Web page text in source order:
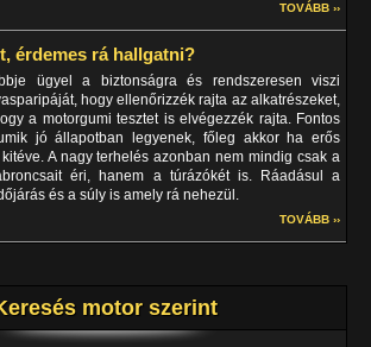
TOVÁBB ››
érdemes rá hallgatni?
ügyel a biztonságra és rendszeresen viszi
hogy ellenőrizzék rajta az alkatrészeket,
a motorgumi tesztet is elvégezzék rajta. Fontos
jó állapotban legyenek, főleg akkor ha erős
A nagy terhelés azonban nem mindig csak a
éri, hanem a túrázókét is. Ráadásul a
és a súly is amely rá nehezül.
TOVÁBB ››
motor szerint